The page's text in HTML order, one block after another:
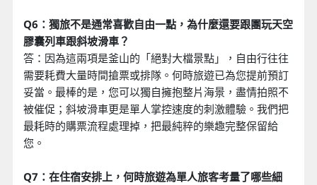
Q6：獨旅不是通常喜歡自由一點，為什麼還要跟團玩天空
膠囊列車跟斜坡滑車？
答：因為這兩項是釜山的「絕對大檔景點」，自由行往往
需要耗費大量時間搶票或排隊。何時旅遊已為您提前預訂
妥當。最棒的是，您可以獨自擁抱整片海景，盡情拍照不
被催促；斜坡滑車更是單人掌控速度的刺激體驗。我們把
最耗時的購票流程處理掉，把最純粹的樂趣完整保留給
您。
Q7：在住宿安排上，何時旅遊為單人旅客考量了哪些細